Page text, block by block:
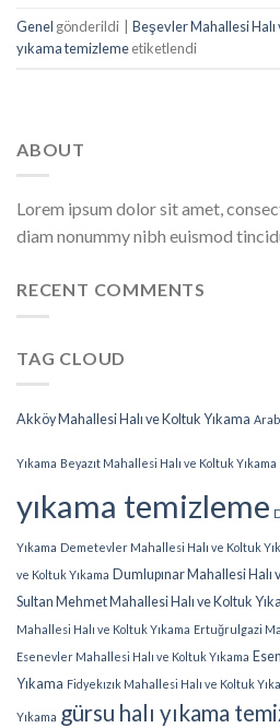
Genel gönderildi Beşevler Mahallesi Halı
yıkama temizlemeetiketlendi
ABOUT
Lorem ipsum dolor sit amet,
diam nonummy nibh euismod
RECENT COMMENTS
TAG CLOUD
Akköy Mahallesi Halı ve Koltuk Yıkama
Yıkama Beyazıt Mahallesi Halı ve Koltuk Yıkama
yıkama temizleme
Yıkama Demetevler Mahallesi Halı ve Koltuk
ve Koltuk Yıkama Dumlupınar Mahallesi Halı
Sultan Mehmet Mahallesi Halı ve Koltuk
Mahallesi Halı ve Koltuk Yıkama Ertuğrulgazi
Esenevler Mahallesi Halı ve Koltuk Yıkama
Yıkama Fidyekızık Mahallesi Halı ve Koltuk
Yıkama gürsu halı yıkama